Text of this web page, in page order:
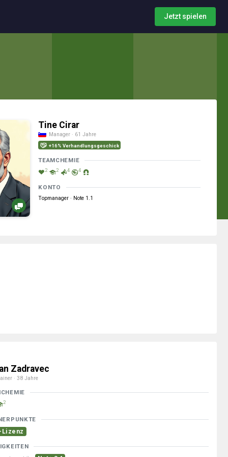
Jetzt spielen
Tine Cirar
Manager · 61 Jahre
+16% Verhandlungsgeschick
TEAMCHEMIE
2 2 4 4
KONTO
Topmanager · Note 1.1
Zadravec
· 38 Jahre
2
Lizenz